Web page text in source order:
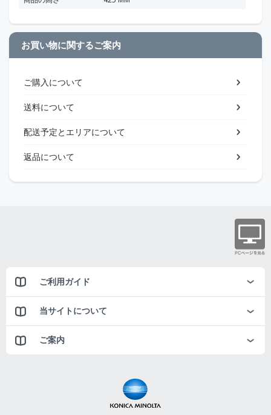
お買い物に関するご案内
ご購入について
送料について
配送予定とエリアについて
返品について
ご利用ガイド
当サイトについて
ご案内